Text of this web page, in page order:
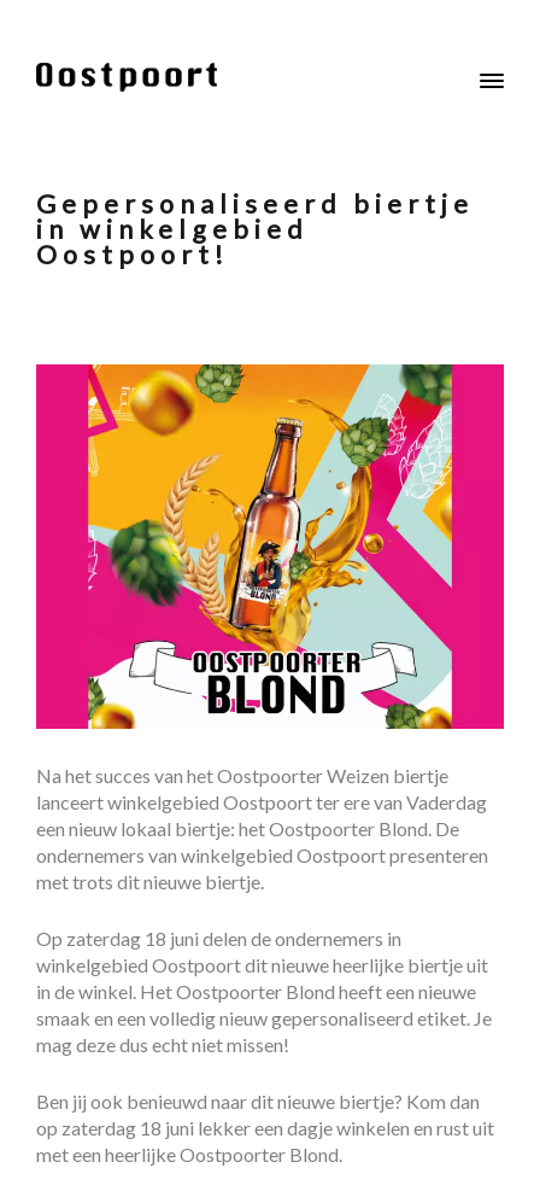
Gepersonaliseerd biertje
in winkelgebied
Oostpoort!
Na het succes van het Oostpoorter Weizen biertje
lanceert winkelgebied Oostpoort ter ere van Vaderdag
een nieuw lokaal biertje: het Oostpoorter Blond. De
ondernemers van winkelgebied Oostpoort presenteren
met trots dit nieuwe biertje.
Op zaterdag 18 juni delen de ondernemers in
winkelgebied Oostpoort dit nieuwe heerlijke biertje uit
in de winkel. Het Oostpoorter Blond heeft een nieuwe
smaak en een volledig nieuw gepersonaliseerd etiket. Je
mag deze dus echt niet missen!
Ben jij ook benieuwd naar dit nieuwe biertje? Kom dan
op zaterdag 18 juni lekker een dagje winkelen en rust uit
met een heerlijke Oostpoorter Blond.